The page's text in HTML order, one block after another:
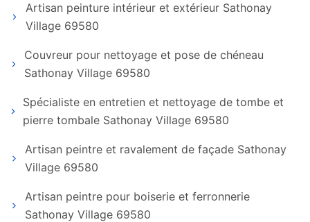
Artisan peinture intérieur et extérieur Sathonay
Village 69580
Couvreur pour nettoyage et pose de chéneau
Sathonay Village 69580
Spécialiste en entretien et nettoyage de tombe et
pierre tombale Sathonay Village 69580
Artisan peintre et ravalement de façade Sathonay
Village 69580
Artisan peintre pour boiserie et ferronnerie
Sathonay Village 69580